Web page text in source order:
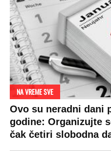
NA VREME SVE
Ovo su neradni dani
godine: Organizujte
čak četiri slobodna